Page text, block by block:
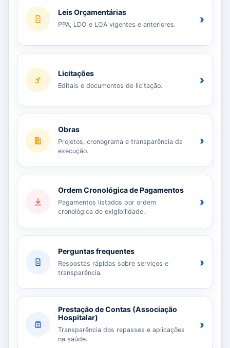
Leis Orçamentárias
PPA, LDO e LOA vigentes e anteriores. ›
Licitações
Editais e documentos de licitação. ›
Obras
Projetos, cronograma e transparência da
execução.
›
Ordem Cronológica de Pagamentos
Pagamentos listados por ordem
cronológica de exigibilidade.
›
Perguntas frequentes
Respostas rápidas sobre serviços e
transparência.
›
Prestação de Contas (Associação
Hospitalar)
Transparência dos repasses e aplicações
na saúde.
›